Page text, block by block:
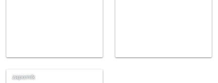
zapornik